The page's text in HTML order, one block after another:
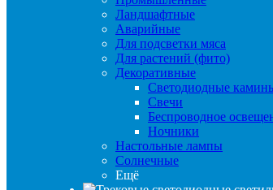
Ландшафтные
Аварийные
Для подсветки мяса
Для растений (фито)
Декоративные
Светодиодные
Свечи
Беспроводное
Ночники
Настольные лампы
Солнечные
Ещё